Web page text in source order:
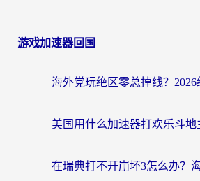
游戏加速器回国